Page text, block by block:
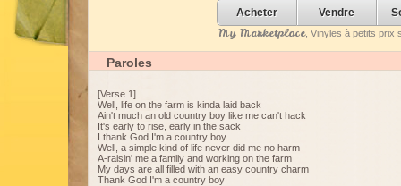
Acheter Vendre
My Marketplace, Vinyles à petits prix
Paroles
[Verse 1]
Well, life on the farm is kinda laid back
Ain't much an old country boy like me can't hack
It's early to rise, early in the sack
I thank God I'm a country boy
Well, a simple kind of life never did me no harm
A-raisin' me a family and working on the farm
My days are all filled with an easy country charm
Thank God I'm a country boy